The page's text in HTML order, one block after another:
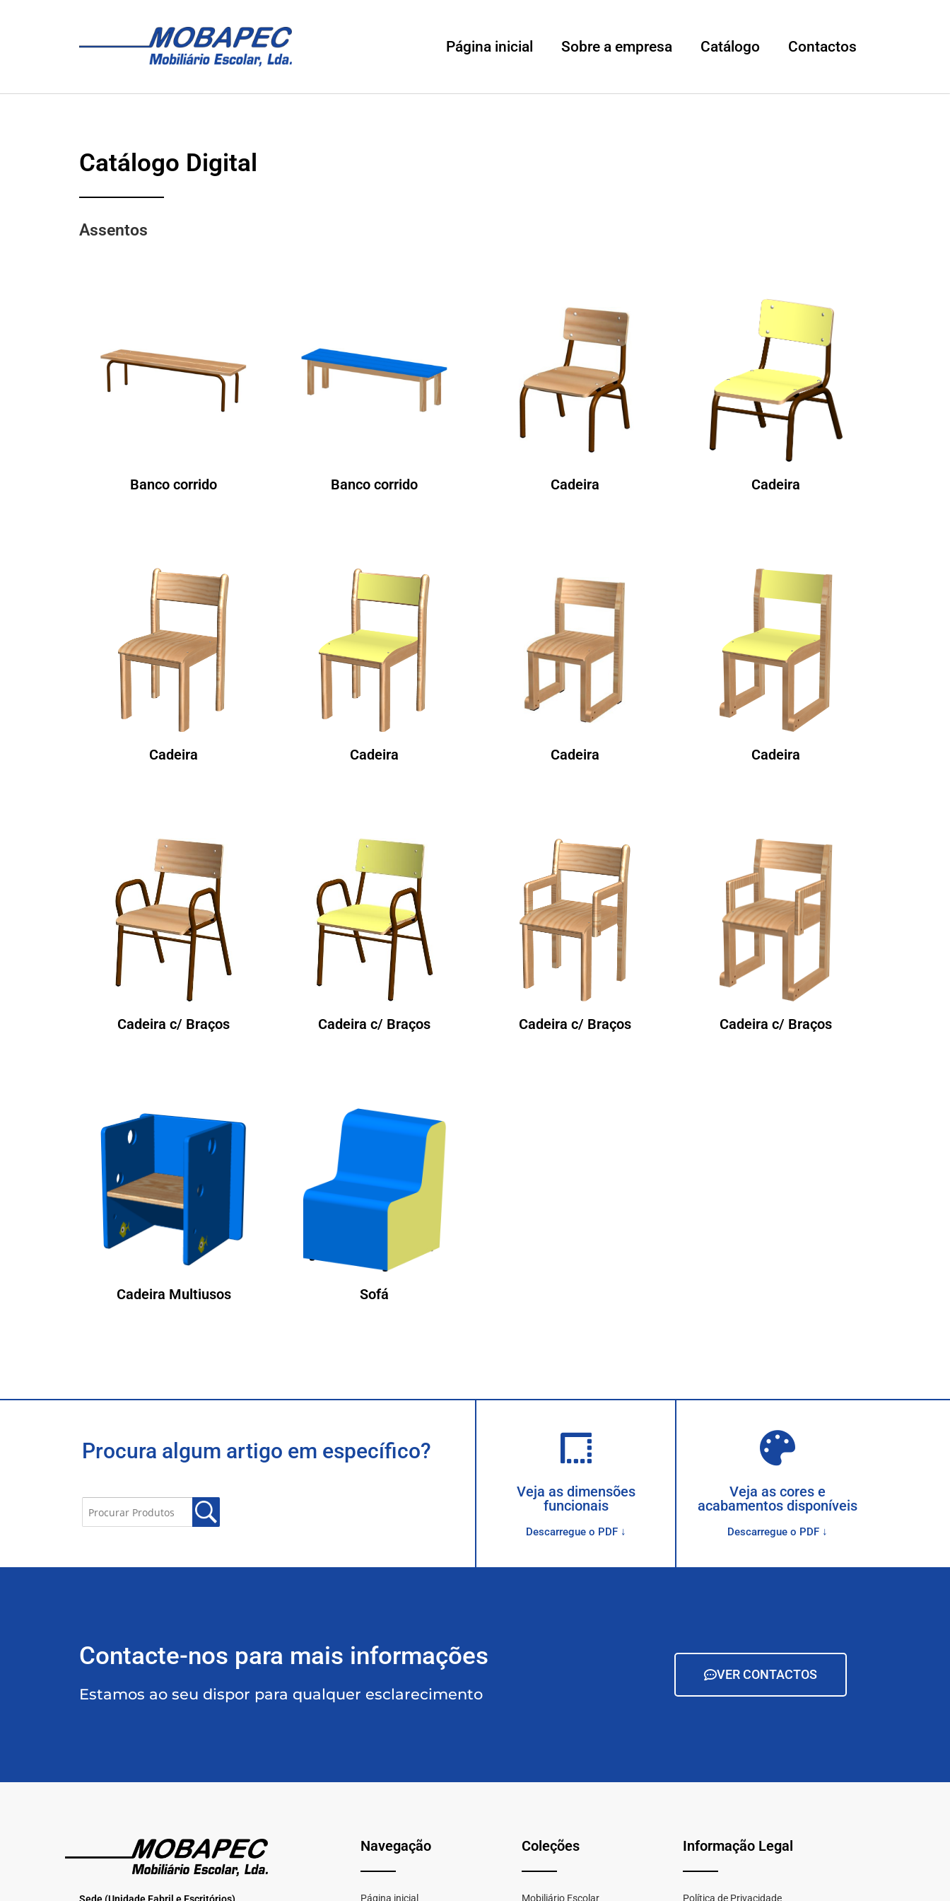
Página inicial Sobre a empresa Catálogo Contactos
Catálogo Digital
Assentos
Banco corrido Banco corrido Cadeira Cadeira
Cadeira Cadeira Cadeira Cadeira
Cadeira c/ Braços Cadeira c/ Braços Cadeira c/ Braços Cadeira c/ Braços
Cadeira Multiusos Sofá
Procura algum artigo em específico?
Veja as dimensões
funcionais
Descarregue o PDF ↓
Veja as cores e
acabamentos disponíveis
Descarregue o PDF ↓
Contacte-nos para mais informações
Estamos ao seu dispor para qualquer esclarecimento
VER CONTACTOS
Navegação
Página inicial
Coleções
Mobiliário Escolar
Informação Legal
Política de Privacidade